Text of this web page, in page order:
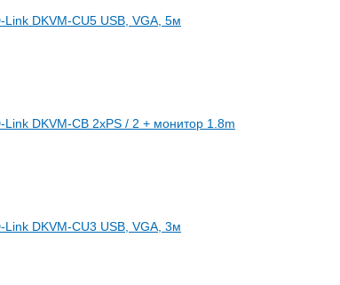
DKVM-CU5 USB, VGA, 5м
DKVM-CB 2хPS / 2 + монитор 1.8m
DKVM-CU3 USB, VGA, 3м